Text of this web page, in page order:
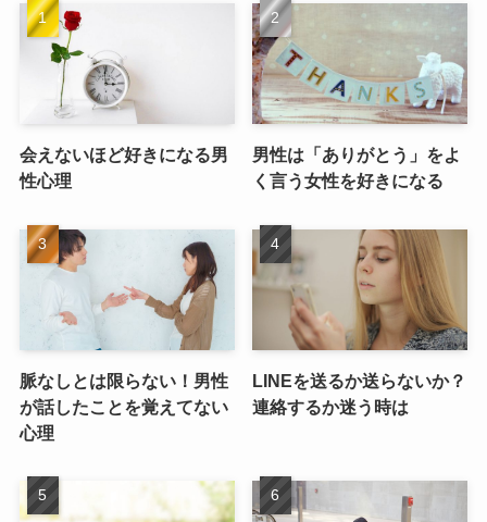
会えないほど好きになる男
性心理
男性は「ありがとう」をよ
く言う女性を好きになる
脈なしとは限らない！男性
が話したことを覚えてない
心理
LINEを送るか送らないか？
連絡するか迷う時は